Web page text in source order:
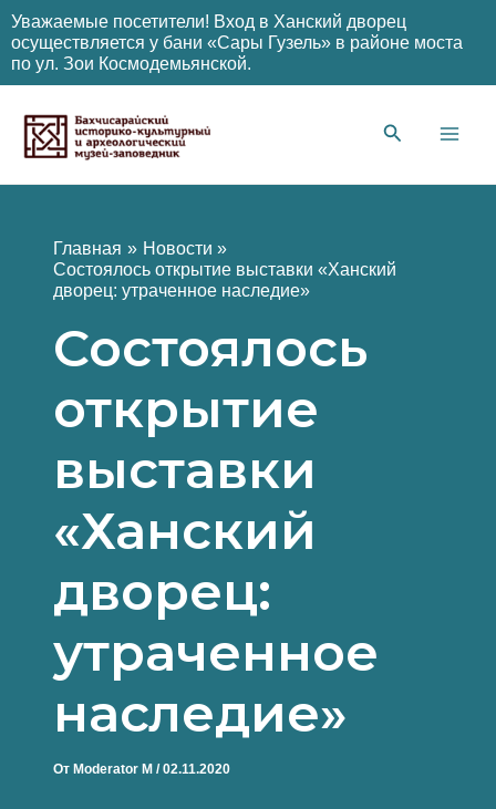
Уважаемые посетители! Вход в Ханский дворец
осуществляется у бани «Сары Гузель» в районе моста
по ул. Зои Космодемьянской.
содержимому
Главная
Новости
Состоялось открытие выставки «Ханский
дворец: утраченное наследие»
Состоялось
открытие
выставки
«Ханский
дворец:
утраченное
наследие»
От Moderator M /02.11.2020